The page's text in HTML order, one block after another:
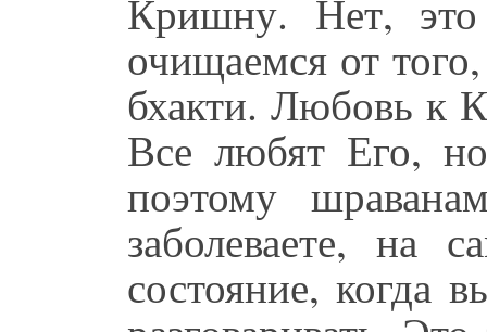
Кришну. Нет,
очищаемся от
бхакти. Любовь к
Все любят Его,
поэтому
заболеваете, на
состояние, когда